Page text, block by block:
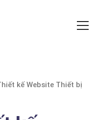
kế Website Thiết bị